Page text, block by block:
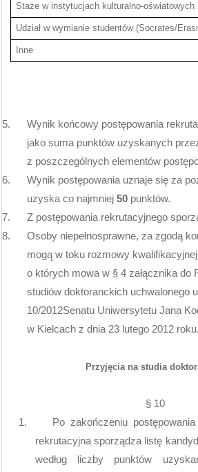
Staże w instytucjach kulturalno-
Udział w wymianie studentów (Socrates/
Inne
5.
Wynik końcowy postępowania
jako suma punktów uzyskanych
z poszczególnych elementów
6.
Wynik postępowania uznaje się za
uzyska co najmniej 50 punktów.
7.
Z postępowania rekrutacyjnego
8.
Osoby niepełnosprawne, za zgodą
mogą w toku rozmowy
o których mowa w § 4 załącznika do
studiów doktoranckich uchwalonego
10/2012Senatu Uniwersytetu Jana
w Kielcach z dnia 23 lutego 2012 roku.
Przyjęcia na studia
§ 10
1.
Po zakończeniu
rekrutacyjna sporządza listę
według liczby punktów